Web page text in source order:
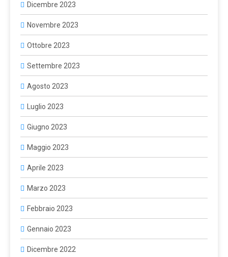
Dicembre 2023
Novembre 2023
Ottobre 2023
Settembre 2023
Agosto 2023
Luglio 2023
Giugno 2023
Maggio 2023
Aprile 2023
Marzo 2023
Febbraio 2023
Gennaio 2023
Dicembre 2022